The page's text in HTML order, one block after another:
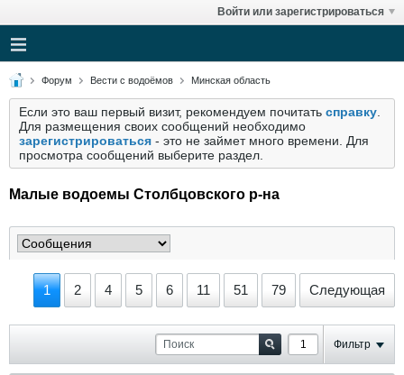
Войти или зарегистрироваться
Форум Вести с водоёмов Минская область
Если это ваш первый визит, рекомендуем почитать справку
Для размещения своих сообщений необходимо
зарегистрироваться - это не займет много времени. Для
просмотра сообщений выберите раздел.
Малые водоемы Столбцовского р-на
1 2 4 5 6 11 51 79 Следующая
Фильтр